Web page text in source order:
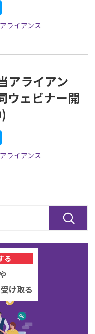
ライアンス
アライアン
ウェビナー開
ライアンス
る
や
け取る